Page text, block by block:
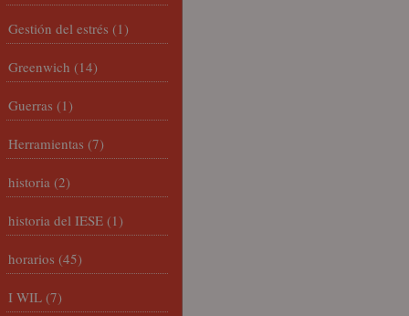
Gestión del estrés (1)
Greenwich (14)
Guerras (1)
Herramientas (7)
historia (2)
historia del IESE (1)
horarios (45)
I WIL (7)